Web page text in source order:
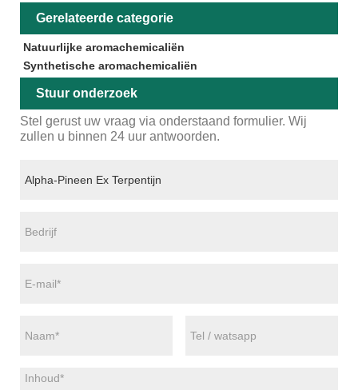
Gerelateerde categorie
Natuurlijke aromachemicaliën
Synthetische aromachemicaliën
Stuur onderzoek
Stel gerust uw vraag via onderstaand formulier. Wij
zullen u binnen 24 uur antwoorden.